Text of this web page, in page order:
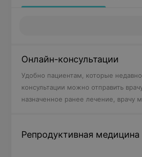
Онлайн-консультации
Удобно пациентам, которые
консультации можно отправить
назначенное ранее лечение, врачу
Репродуктивная медицина